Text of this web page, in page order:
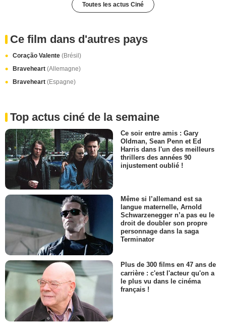
Toutes les actus Ciné
Ce film dans d'autres pays
Coração Valente (Brésil)
Braveheart (Allemagne)
Braveheart (Espagne)
Top actus ciné de la semaine
Ce soir entre amis : Gary
Oldman, Sean Penn et Ed
Harris dans l'un des meilleurs
thrillers des années 90
injustement oublié !
Même si l’allemand est sa
langue maternelle, Arnold
Schwarzenegger n’a pas eu le
droit de doubler son propre
personnage dans la saga
Terminator
Plus de 300 films en 47 ans de
carrière : c'est l'acteur qu'on a
le plus vu dans le cinéma
français !